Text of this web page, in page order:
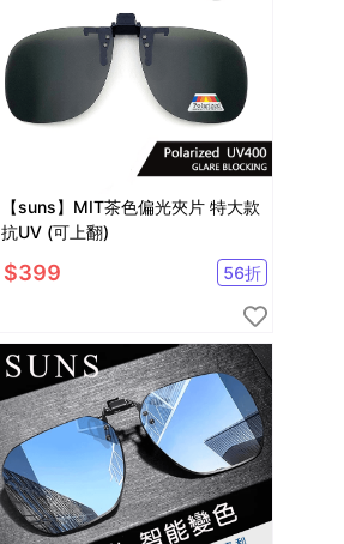
【suns】MIT茶色偏光夾片 特大款
抗UV (可上翻)
$399 56折